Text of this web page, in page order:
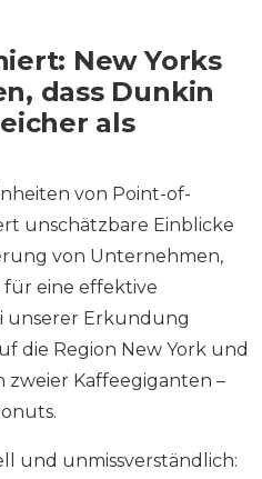
New Yorks
dass Dunkin
als
von Point-of-
unschätzbare Einblicke
von Unternehmen,
eine effektive
unserer Erkundung
die Region New York und
zweier Kaffeegiganten –
und unmissverständlich: